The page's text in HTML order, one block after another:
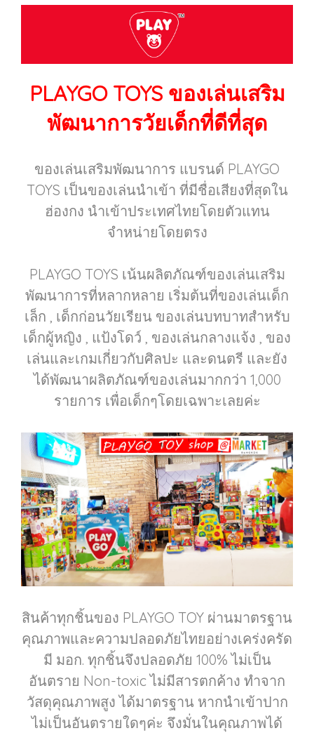
PLAYGO TOYSของเล่นเสริม
พัฒนาการวัยเด็กที่ดีที่สุด
ของเล่นเสริมพัฒนาการ แบรนด์ PLAYGO
TOYS เป็นของเล่นนำเข้า ที่มีชื่อเสียงที่สุดใน
ฮ่องกง นำเข้าประเทศไทยโดยตัวแทน
จำหน่ายโดยตรง
PLAYGO TOYS เน้นผลิตภัณฑ์ของเล่นเสริม
พัฒนาการที่หลากหลาย เริ่มต้นที่ของเล่นเด็ก
เล็ก , เด็กก่อนวัยเรียน ของเล่นบทบาทสำหรับ
เด็กผู้หญิง , แป้งโดว์ , ของเล่นกลางแจ้ง , ของ
เล่นและเกมเกี่ยวกับศิลปะ และดนตรี และยัง
ได้พัฒนาผลิตภัณฑ์ของเล่นมากกว่า 1,000
รายการ เพื่อเด็กๆโดยเฉพาะเลยค่ะ
สินค้าทุกชิ้นของ PLAYGO TOY ผ่านมาตรฐาน
คุณภาพและความปลอดภัยไทยอย่างเคร่งครัด
มี มอก. ทุกชิ้นจึงปลอดภัย 100% ไม่เป็น
อันตราย Non-toxic ไม่มีสารตกค้าง ทำจาก
วัสดุคุณภาพสูง ได้มาตรฐาน หากนำเข้าปาก
ไม่เป็นอันตรายใดๆค่ะ จึงมั่นในคุณภาพได้